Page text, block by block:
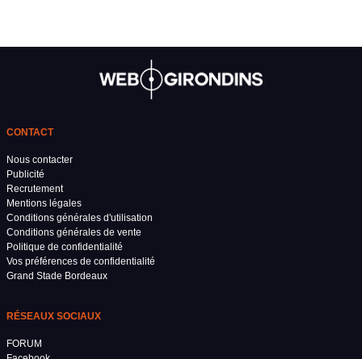
CONTACT
Nous contacter
Publicité
Recrutement
Mentions légales
Conditions générales d'utilisation
Conditions générales de vente
Politique de confidentialité
Vos préférences de confidentialité
Grand Stade Bordeaux
RÉSEAUX SOCIAUX
FORUM